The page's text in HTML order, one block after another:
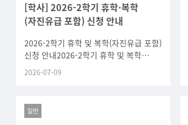
[학사] 2026-2학기 휴학·복학
(자진유급 포함) 신청 안내
2026-2학기 휴학 및 복학(자진유급 포함)
신청 안내2026-2학기 휴학 및 복학
(자진유급 포함) 신청 일정을 아래와 같이
안내하오니, 희망하는 학생은 기간 내
2026-07-09
일반